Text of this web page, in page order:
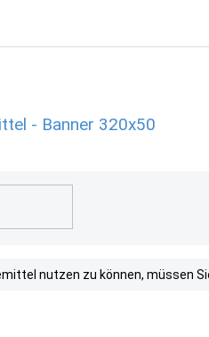
- Banner 320x50
nutzen zu können, müssen